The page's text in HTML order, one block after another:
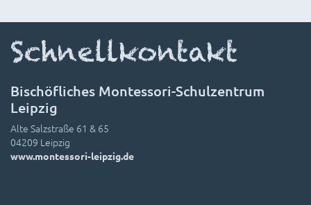
Schnellkontakt
Bischöfliches Montessori-Schulzentrum
Leipzig
Alte Salzstraße 61 & 65
04209 Leipzig
www.montessori-leipzig.de